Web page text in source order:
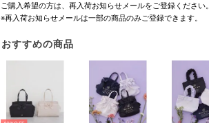
ご購入希望の方は、再入荷お知らせメールをご登録ください。
※再入荷お知らせメールは一部の商品のみご登録できます。
おすすめの商品